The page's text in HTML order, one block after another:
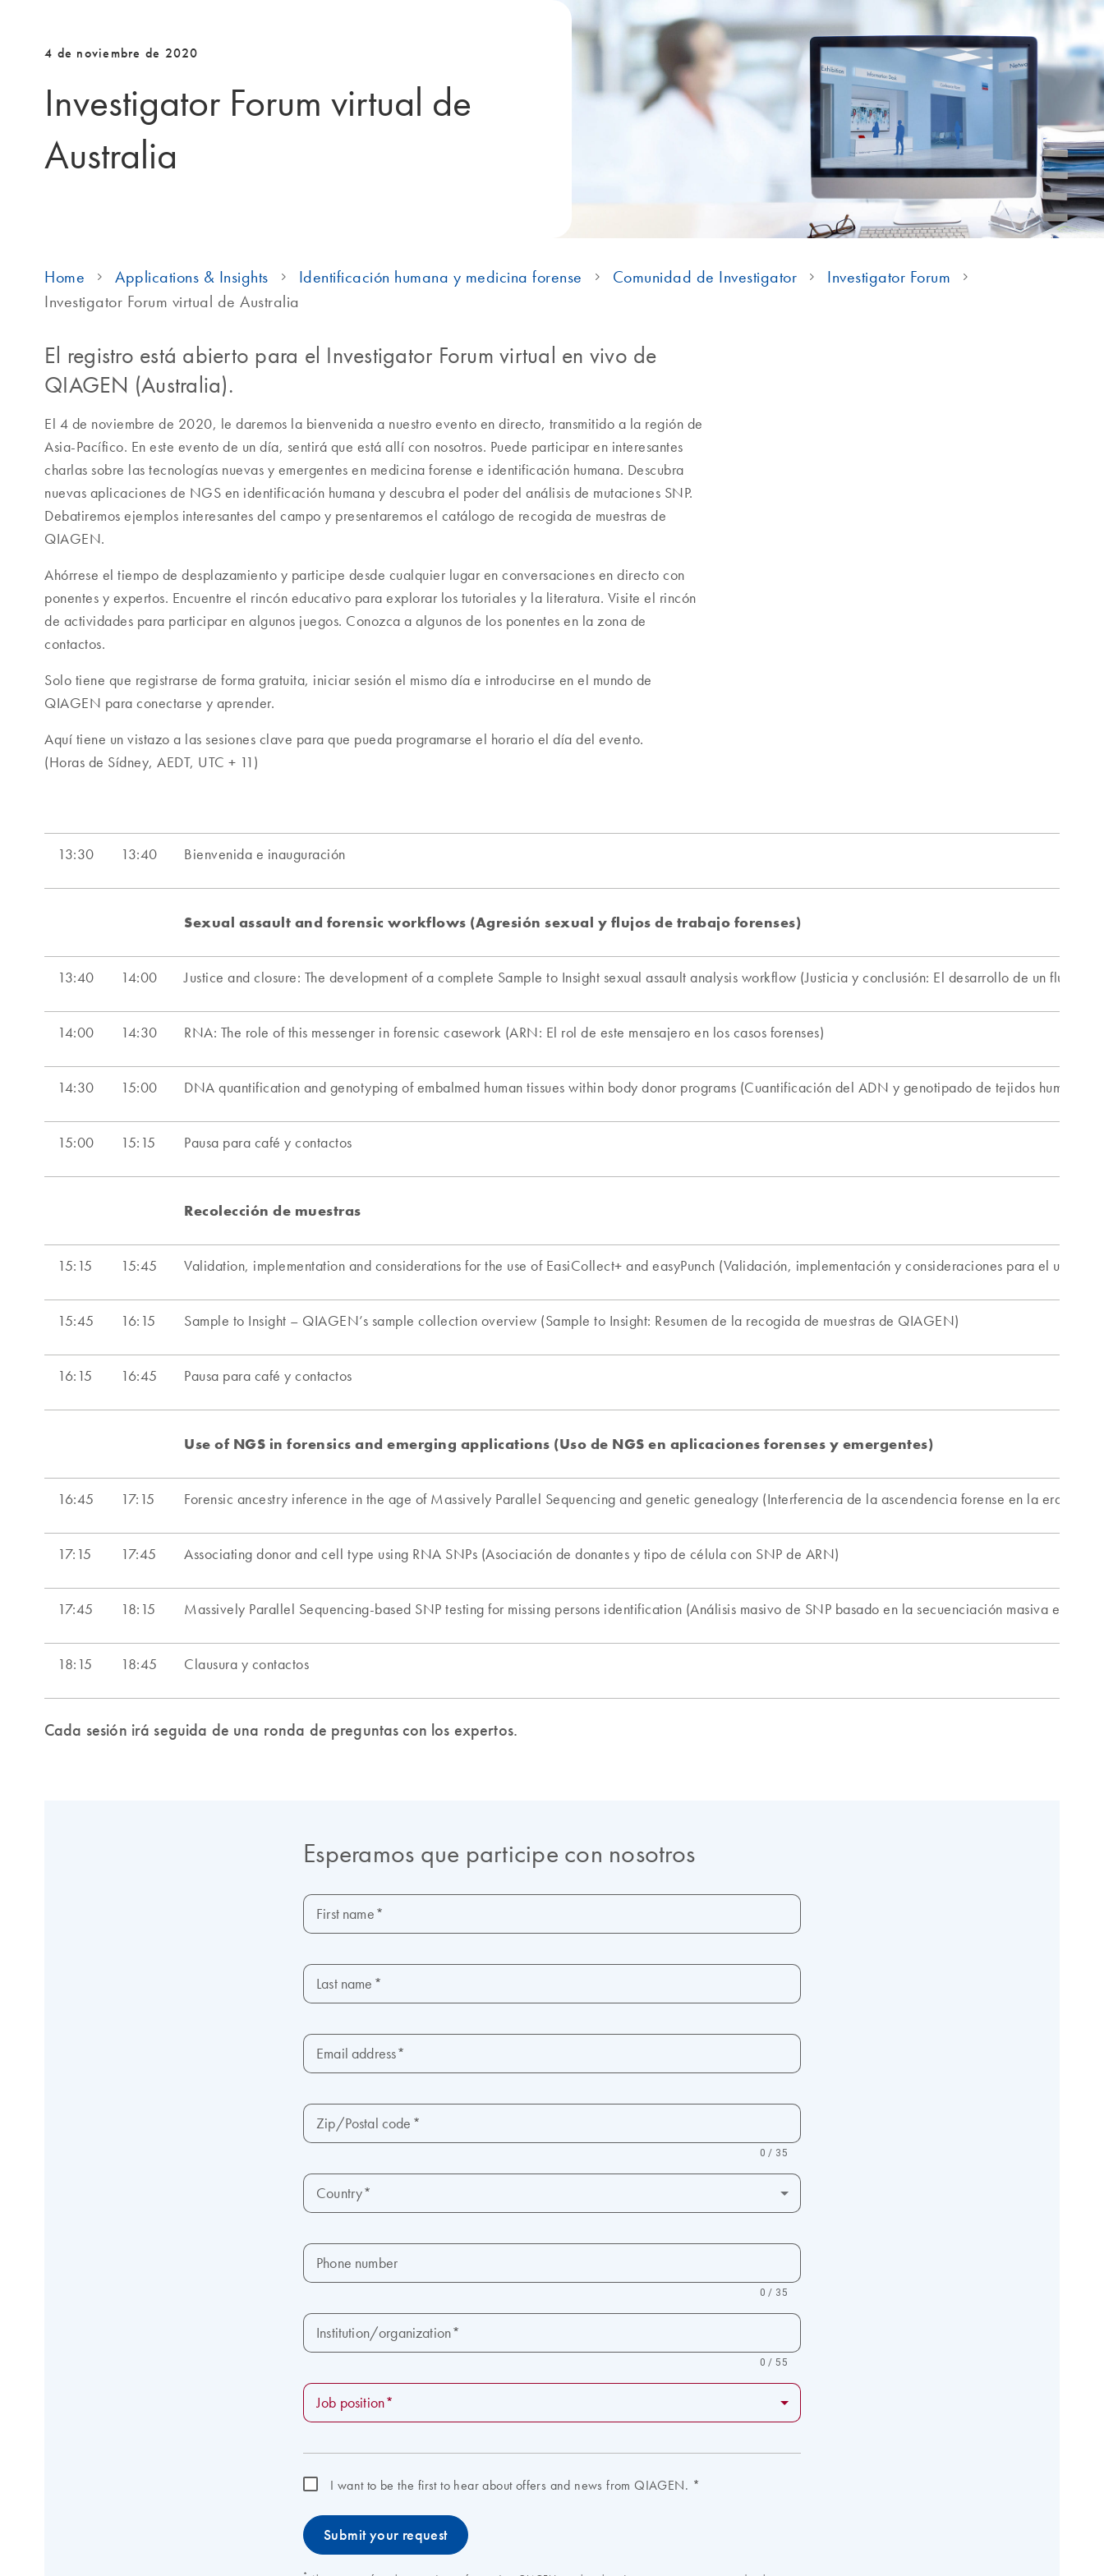
4 de noviembre de 2020
Investigator Forum virtual de
Australia
Home Applications & Insights Identificación humana y medicina forense Comunidad de Investigator
Investigator Forum
Investigator Forum virtual de Australia
El registro está abierto para el Investigator Forum virtual en vivo de
QIAGEN (Australia).
El 4 de noviembre de 2020, le daremos la bienvenida a nuestro evento en directo, transmitido a la región de
Asia-Pacífico. En este evento de un día, sentirá que está allí con nosotros. Puede participar en interesantes
charlas sobre las tecnologías nuevas y emergentes en medicina forense e identificación humana. Descubra
nuevas aplicaciones de NGS en identificación humana y descubra el poder del análisis de mutaciones SNP.
Debatiremos ejemplos interesantes del campo y presentaremos el catálogo de recogida de muestras de
QIAGEN.
Ahórrese el tiempo de desplazamiento y participe desde cualquier lugar en conversaciones en directo con
ponentes y expertos. Encuentre el rincón educativo para explorar los tutoriales y la literatura. Visite el rincón
de actividades para participar en algunos juegos. Conozca a algunos de los ponentes en la zona de
contactos.
Solo tiene que registrarse de forma gratuita, iniciar sesión el mismo día e introducirse en el mundo de
QIAGEN para conectarse y aprender.
Aquí tiene un vistazo a las sesiones clave para que pueda programarse el horario el día del evento.
(Horas de Sídney, AEDT, UTC + 11)
Cada sesión irá seguida de una ronda de preguntas con los expertos.